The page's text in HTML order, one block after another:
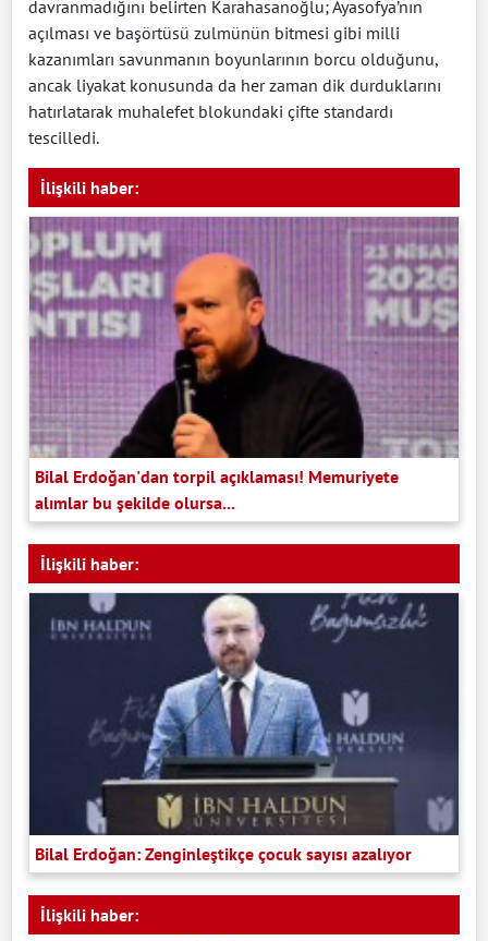
davranmadığını belirten Karahasanoğlu; Ayasofya’nın
açılması ve başörtüsü zulmünün bitmesi gibi milli
kazanımları savunmanın boyunlarının borcu olduğunu,
ancak liyakat konusunda da her zaman dik durduklarını
hatırlatarak muhalefet blokundaki çifte standardı
tescilledi.
İlişkili haber:
Bilal Erdoğan'dan torpil açıklaması! Memuriyete
alımlar bu şekilde olursa...
İlişkili haber:
Bilal Erdoğan: Zenginleştikçe çocuk sayısı azalıyor
İlişkili haber: